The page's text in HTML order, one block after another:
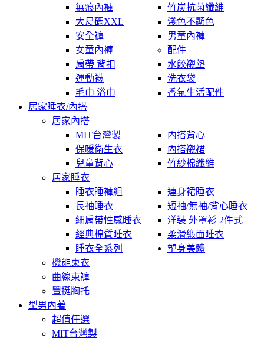
無痕內褲
竹炭抗菌纖維
大尺碼XXL
淺色不顯色
安全褲
男童內褲
女童內褲
配件
肩帶 背扣
水餃襯墊
運動襪
洗衣袋
毛巾 浴巾
香氛生活配件
居家睡衣/內搭
居家內搭
MIT台灣製
內搭背心
保暖衛生衣
內搭襯裙
兒童背心
竹紗棉纖維
居家睡衣
睡衣睡褲組
連身裙睡衣
長袖睡衣
短袖/無袖/背心睡衣
細肩帶性感睡衣
洋裝 外罩衫 2件式
經典棉質睡衣
柔滑緞面睡衣
睡衣全系列
塑身美體
機能束衣
曲線束褲
豐挺胸托
型男內著
超值任選
MIT台灣製